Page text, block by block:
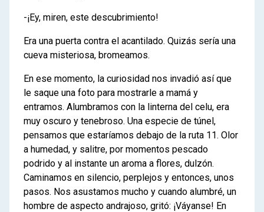
-¡Ey, miren, este descubrimiento!
Era una puerta contra el acantilado. Quizás sería una
cueva misteriosa, bromeamos.
En ese momento, la curiosidad nos invadió así que
le saque una foto para mostrarle a mamá y
entramos. Alumbramos con la linterna del celu, era
muy oscuro y tenebroso. Una especie de túnel,
pensamos que estaríamos debajo de la ruta 11. Olor
a humedad, y salitre, por momentos pescado
podrido y al instante un aroma a flores, dulzón.
Caminamos en silencio, perplejos y entonces, unos
pasos. Nos asustamos mucho y cuando alumbré, un
hombre de aspecto andrajoso, gritó: ¡Váyanse! En